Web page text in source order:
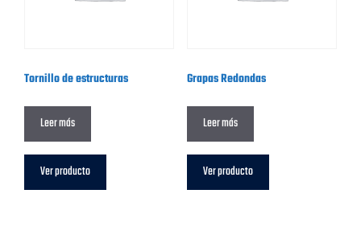
Tornillo de estructuras
Leer más
Ver producto
Grapas Redondas
Leer más
Ver producto